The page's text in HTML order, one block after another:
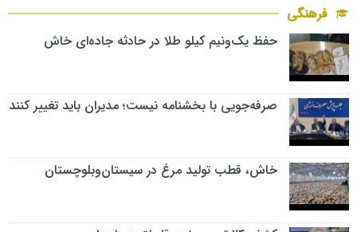
فرهنگی
حفظ یک‌ونیم کیلو طلا در حادثه جاده‌ای خاش
صرفه‌جویی با بخشنامه نیست؛ مدیران باید تغییر کنند
خاش، قطب تولید مرغ در سیستان‌وبلوچستان